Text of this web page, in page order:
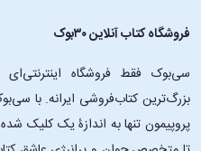
فروشگاه کتاب آنلاین ۳۰بوک
سی‌بوک فقط فروشگاه
بزرگ‌ترین کتاب‌فروشی ایرانه. با